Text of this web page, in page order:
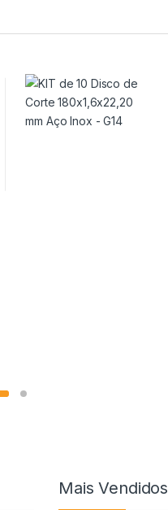
Mais Vendidos